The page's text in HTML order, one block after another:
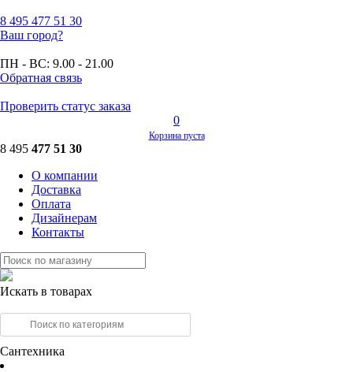
8 495 477 51 30
Ваш город?
ПН - ВС: 9.00 - 21.00
Обратная связь
Проверить статус заказа
0
Корзина пуста
8 495 477 51 30
О компании
Доставка
Оплата
Дизайнерам
Контакты
Искать в товарах
Сантехника